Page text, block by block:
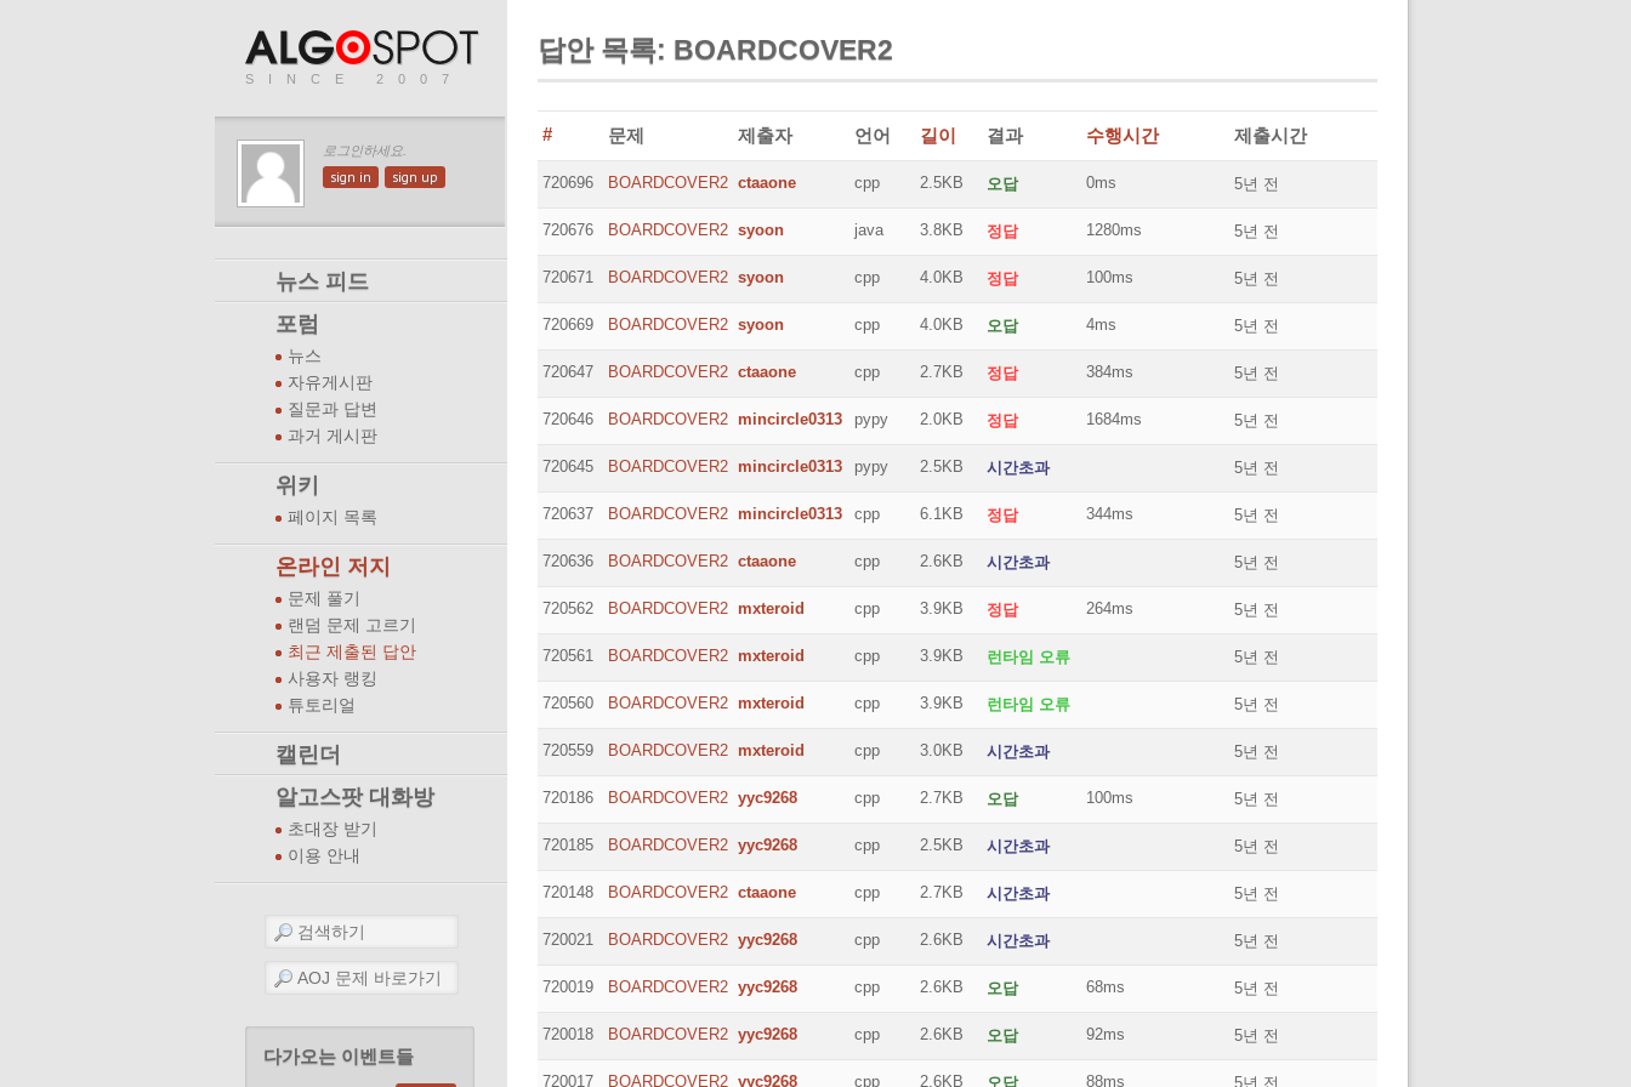
SINCE 2007
로그인하세요.
sign in sign up
뉴스 피드
포럼
뉴스
자유게시판
질문과 답변
과거 게시판
위키
페이지 목록
온라인 저지
문제 풀기
랜덤 문제 고르기
최근 제출된 답안
사용자 랭킹
튜토리얼
캘린더
알고스팟 대화방
초대장 받기
이용 안내
다가오는 이벤트들
답안 목록: BOARDCOVER2
# 문제 제출자 언어 길이 결과 수행시간 제출시간
720696 BOARDCOVER2 ctaaone cpp 2.5KB 오답 0ms 5년 전
720676 BOARDCOVER2 syoon java 3.8KB 정답 1280ms 5년 전
720671 BOARDCOVER2 syoon cpp 4.0KB 정답 100ms 5년 전
720669 BOARDCOVER2 syoon cpp 4.0KB 오답 4ms 5년 전
720647 BOARDCOVER2 ctaaone cpp 2.7KB 정답 384ms 5년 전
720646 BOARDCOVER2 mincircle0313 pypy 2.0KB 정답 1684ms 5년 전
720645 BOARDCOVER2 mincircle0313 pypy 2.5KB 시간초과 5년 전
720637 BOARDCOVER2 mincircle0313 cpp 6.1KB 정답 344ms 5년 전
720636 BOARDCOVER2 ctaaone cpp 2.6KB 시간초과 5년 전
720562 BOARDCOVER2 mxteroid cpp 3.9KB 정답 264ms 5년 전
720561 BOARDCOVER2 mxteroid cpp 3.9KB 런타임 오류 5년 전
720560 BOARDCOVER2 mxteroid cpp 3.9KB 런타임 오류 5년 전
720559 BOARDCOVER2 mxteroid cpp 3.0KB 시간초과 5년 전
720186 BOARDCOVER2 yyc9268 cpp 2.7KB 오답 100ms 5년 전
720185 BOARDCOVER2 yyc9268 cpp 2.5KB 시간초과 5년 전
720148 BOARDCOVER2 ctaaone cpp 2.7KB 시간초과 5년 전
720021 BOARDCOVER2 yyc9268 cpp 2.6KB 시간초과 5년 전
720019 BOARDCOVER2 yyc9268 cpp 2.6KB 오답 68ms 5년 전
720018 BOARDCOVER2 yyc9268 cpp 2.6KB 오답 92ms 5년 전
720017 BOARDCOVER2 yyc9268 cpp 2.6KB 오답 88ms 5년 전